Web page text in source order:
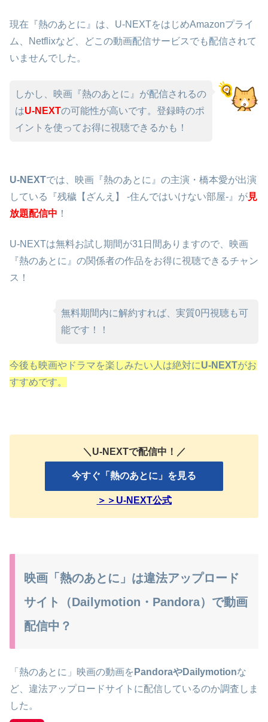
現在『熱のあとに』は、U-NEXTをはじめAmazonプライ
ム、Netflixなど、どこの動画配信サービスでも配信されて
いませんでした。
しかし、映画『熱のあとに』が配信されるの
はU-NEXTの可能性が高いです。登録時のポ
イントを使ってお得に視聴できるかも！
U-NEXTでは、映画『熱のあとに』の主演・橋本愛が出演
している『残穢【ざんえ】 -住んではいけない部屋-』が見
放題配信中 ！
U-NEXTは無料お試し期間が31日間ありますので、映画
『熱のあとに』の関係者の作品をお得に視聴できるチャン
ス！
無料期間内に解約すれば、実質0円視聴も可
能です！！
今後も映画やドラマを楽しみたい人は絶対にU-NEXTがお
すすめです。
＼U-NEXTで配信中！／
今すぐ「熱のあとに」を見る
＞＞U-NEXT公式
映画「熱のあとに」は違法アップロード
サイト（Dailymotion・Pandora）で動画
配信中？
「熱のあとに」映画の動画を PandoraやDailymotionな
ど、違法アップロードサイトに配信しているのか調査しま
した。